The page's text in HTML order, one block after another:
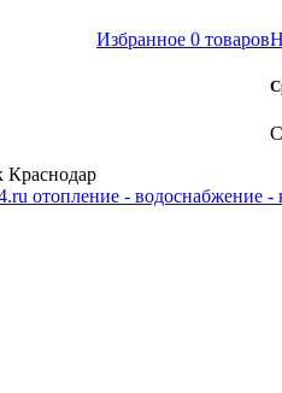
Краснодар
Избранное 0 товаров
отопление - водоснабжение -